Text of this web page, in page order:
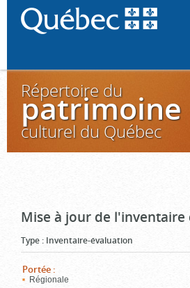
Répertoire du
patrimoine
culturel du Québec
Mise à jour de l'inventaire
Type : Inventaire-évaluation
Portée :
Régionale